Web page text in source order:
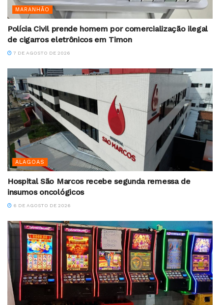
MARANHÃO
Polícia Civil prende homem por comercialização ilegal
de cigarros eletrônicos em Timon
7 DE AGOSTO DE 2026
ALAGOAS
Hospital São Marcos recebe segunda remessa de
insumos oncológicos
6 DE AGOSTO DE 2026